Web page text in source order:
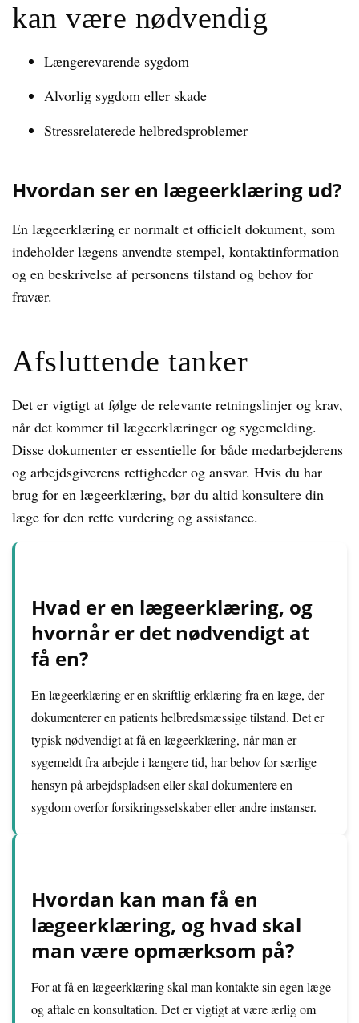
kan være nødvendig
Længerevarende sygdom
Alvorlig sygdom eller skade
Stressrelaterede helbredsproblemer
Hvordan ser en lægeerklæring ud?
En lægeerklæring er normalt et officielt dokument, som
indeholder lægens anvendte stempel, kontaktinformation
og en beskrivelse af personens tilstand og behov for
fravær.
Afsluttende tanker
Det er vigtigt at følge de relevante retningslinjer og krav,
når det kommer til lægeerklæringer og sygemelding.
Disse dokumenter er essentielle for både medarbejderens
og arbejdsgiverens rettigheder og ansvar. Hvis du har
brug for en lægeerklæring, bør du altid konsultere din
læge for den rette vurdering og assistance.
Hvad er en lægeerklæring, og
hvornår er det nødvendigt at
få en?
En lægeerklæring er en skriftlig erklæring fra en læge, der
dokumenterer en patients helbredsmæssige tilstand. Det er
typisk nødvendigt at få en lægeerklæring, når man er
sygemeldt fra arbejde i længere tid, har behov for særlige
hensyn på arbejdspladsen eller skal dokumentere en
sygdom overfor forsikringsselskaber eller andre instanser.
Hvordan kan man få en
lægeerklæring, og hvad skal
man være opmærksom på?
For at få en lægeerklæring skal man kontakte sin egen læge
og aftale en konsultation. Det er vigtigt at være ærlig om